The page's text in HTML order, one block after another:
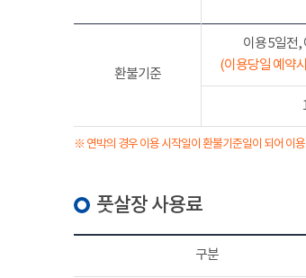
환불기준
이용 5일전,
(이용당일 예약
※ 연박의 경우 이용 시작일이 환불기준일이 되어 이
풋살장 사용료
구분